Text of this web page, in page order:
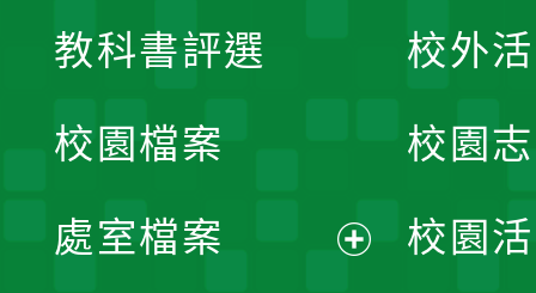
單
教科書評選
校園檔案
處室檔案
校外
校園
校園